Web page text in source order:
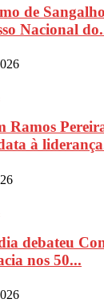
de
Nacional
Ramos
à
debateu
nos 50...